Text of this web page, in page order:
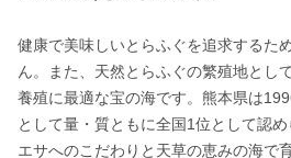
健康で美味しいとらふぐを追求するた
ん。また、天然とらふぐの繁殖地とし
養殖に最適な宝の海です。熊本県は
として量・質ともに全国1位として認め
エサへのこだわりと天草の恵みの海で